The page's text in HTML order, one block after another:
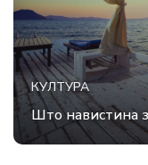
КУЛТУРА
Што навистина